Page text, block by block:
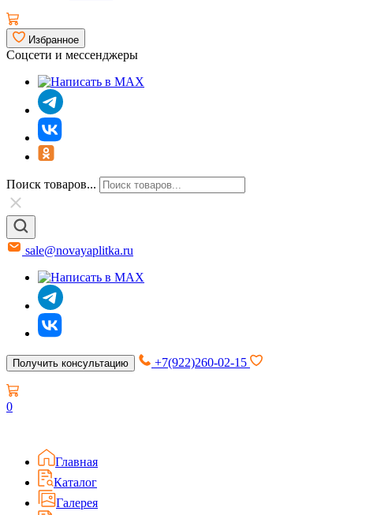
Избранное
Соцсети и мессенджеры
Поиск товаров...
sale@novayaplitka.ru
Получить консультацию +7(922)260-02-15
0
Главная
Каталог
Галерея